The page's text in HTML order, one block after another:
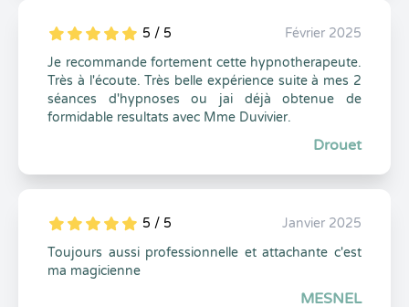
5
1
5
0 5 / 5
Février 2025
Je recommande fortement cette hypnotherapeute.
Très à l'écoute. Très belle expérience suite à mes 2
séances d'hypnoses ou jai déjà obtenue de
formidable resultats avec Mme Duvivier.
Drouet
5
1
5
0 5 / 5
Janvier 2025
Toujours aussi professionnelle et attachante c'est
ma magicienne
MESNEL